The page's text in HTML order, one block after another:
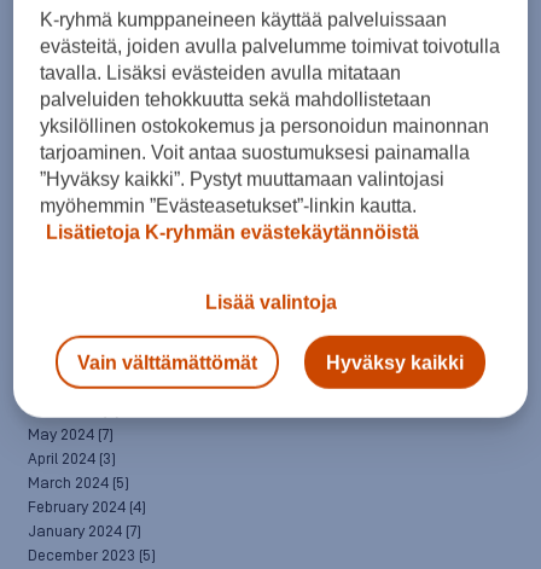
October 2025 (8)
September 2025(5)
August 2025
(6)
July 2025(7)
June 2025(7)
May 2025(6)
April 2025
March 2025 (7)
February 2025(6)
January 2025(8)
September 2024(4)
August 2024(6)
July 2024(5)
June 2024
May 2024 (7)
April 2024 (3)
March 2024 (5)
February 2024 (4)
January 2024 (7)
December 2023 (5)
K-ryhmä kumppaneineen käyttää palveluissaan
evästeitä, joiden avulla palvelumme toimivat toivotulla
tavalla. Lisäksi evästeiden avulla mitataan
palveluiden tehokkuutta sekä mahdollistetaan
yksilöllinen ostokokemus ja personoidun mainonnan
tarjoaminen. Voit antaa suostumuksesi painamalla
”Hyväksy kaikki”. Pystyt muuttamaan valintojasi
myöhemmin ”Evästeasetukset”-linkin kautta.
Lisätietoja K-ryhmän evästekäytännöistä
Lisää valintoja
Vain välttämättömät Hyväksy kaikki